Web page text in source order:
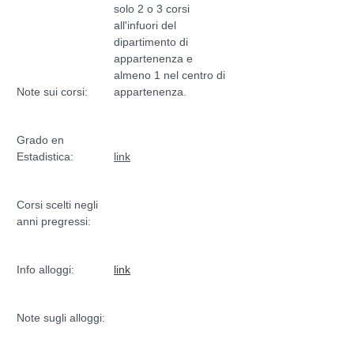
Note sui corsi:
solo 2 o 3 corsi
all'infuori del
dipartimento di
appartenenza e
almeno 1 nel centro di
appartenenza.
Grado en
Estadistica:
link
Corsi scelti negli
anni pregressi:
Info alloggi: link
Note sugli alloggi: